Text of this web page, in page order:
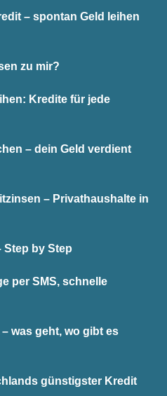
– spontan Geld leihen
zu mir?
Kredite für jede
– dein Geld verdient
– Privathaushalte in
by Step
per SMS, schnelle
was geht, wo gibt es
günstigster Kredit